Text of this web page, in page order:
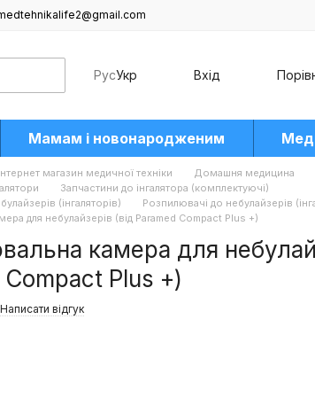
РусУкр Вхід
Мамам і новонародженим
магазин медичної техніки
Домашня медицина
Запчастини до інгалятора (комплектуючі)
(інгаляторів)
Розпилювачі до небулайзерів
для небулайзерів (від Paramed Compact Plus +)
камера для
Compact Plus +)
Написати відгук